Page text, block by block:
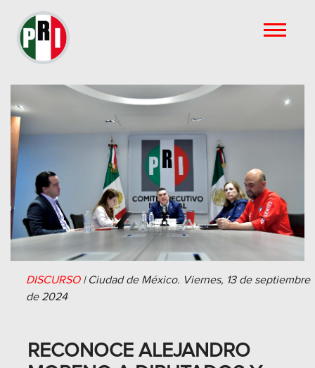
DISCURSO| Ciudad de México. Viernes, 13 de septiembre
de 2024
RECONOCE ALEJANDRO